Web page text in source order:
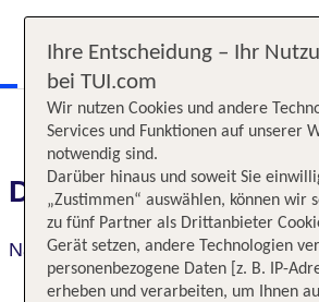
Das erwartet Sie
Nagano Tokyu REI Hotel
Ihre Entscheidung – Ihr
bei TUI.com
Wir nutzen Cookies und andere
Services und Funktionen auf unserer
notwendig sind.
Darüber hinaus und soweit Sie
„Zustimmen“ auswählen, können wir
zu fünf Partner als Drittanbieter
Gerät setzen, andere Technologien
personenbezogene Daten [z. B. IP-
erheben und verarbeiten, um Ihnen